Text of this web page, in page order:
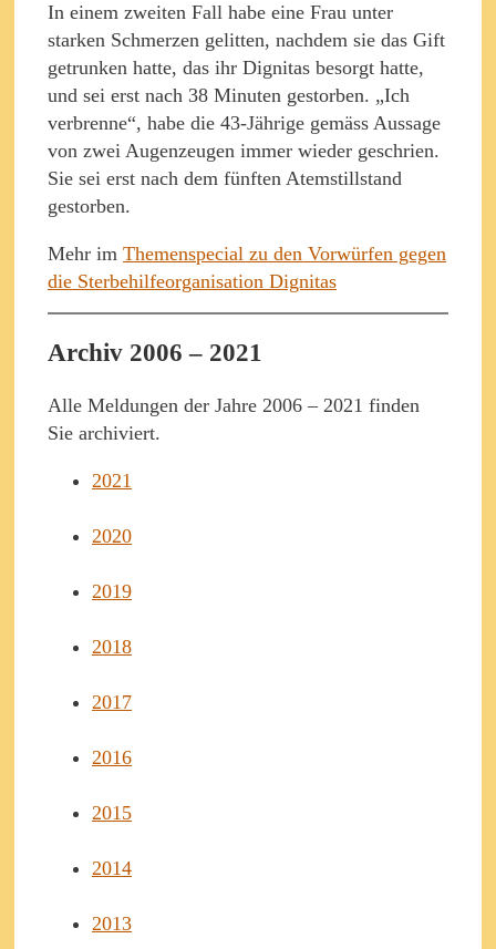
In einem zweiten Fall habe eine Frau unter
starken Schmerzen gelitten, nachdem sie das Gift
getrunken hatte, das ihr Dignitas besorgt hatte,
und sei erst nach 38 Minuten gestorben. „Ich
verbrenne“, habe die 43-Jährige gemäss Aussage
von zwei Augenzeugen immer wieder geschrien.
Sie sei erst nach dem fünften Atemstillstand
gestorben.
Mehr im Themenspecial zu den Vorwürfen gegen
die Sterbehilfeorganisation Dignitas
Archiv 2006 – 2021
Alle Meldungen der Jahre 2006 – 2021 finden
Sie archiviert.
2021
2020
2019
2018
2017
2016
2015
2014
2013